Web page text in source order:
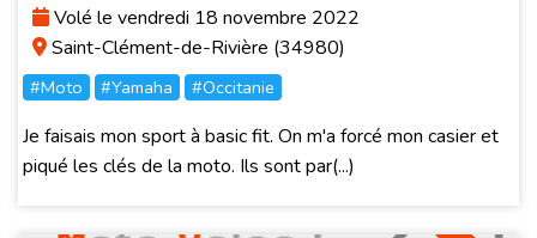
Volé le vendredi 18 novembre 2022
Saint-Clément-de-Rivière (34980)
#Moto #Yamaha #Occitanie
Je faisais mon sport à basic fit. On m'a forcé mon casier et
piqué les clés de la moto. Ils sont par(...)